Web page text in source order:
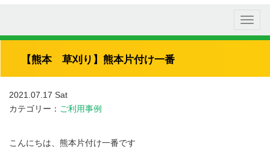
【熊本 草刈り】熊本片付け一番
2021.07.17 Sat
カテゴリー： ご利用事例
こんにちは、熊本片付け一番です